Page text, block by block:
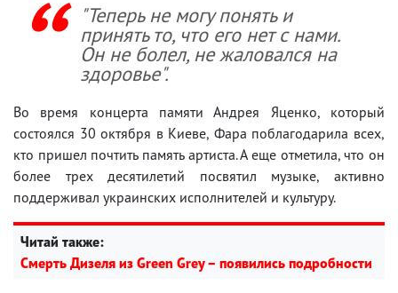
"Теперь не могу понять и
принять то, что его нет с нами.
Он не болел, не жаловался на
здоровье".
Во время концерта памяти Андрея Яценко, который
состоялся 30 октября в Киеве, Фара поблагодарила всех,
кто пришел почтить память артиста. А еще отметила, что он
более трех десятилетий посвятил музыке, активно
поддерживал украинских исполнителей и культуру.
Читай также:
Смерть Дизеля из Green Grey – появились подробности